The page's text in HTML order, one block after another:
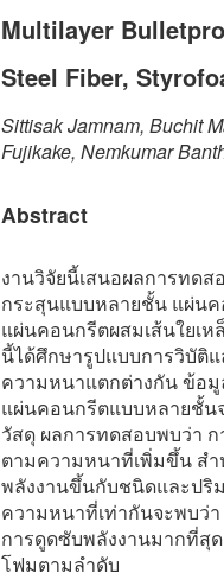
Multilayer
Steel Fiber,
Sittisak Jamnam, Buchit
Fujikake, Nemkumar
Abstract
งานวิจัยนี้เสนอผลการทด
กระสุนแบบหลายชั้น แผ่น
แผ่นคอนกรีตผสมเส้นใยเ
นี้ได้ศึกษารูปแบบการวิบัติ
ความหนาแตกต่างกัน ข้อ
แผ่นคอนกรีตแบบหลายชั้น
วัสดุ ผลการทดสอบพบว่า
ตามความหนาที่เพิ่มขึ้น ส
พลังงานขึ้นกับชนิดและปริม
ความหนาที่เท่ากันจะพบว่
การดูดซับพลังงานมากที่สุ
โฟมตามลำดับ